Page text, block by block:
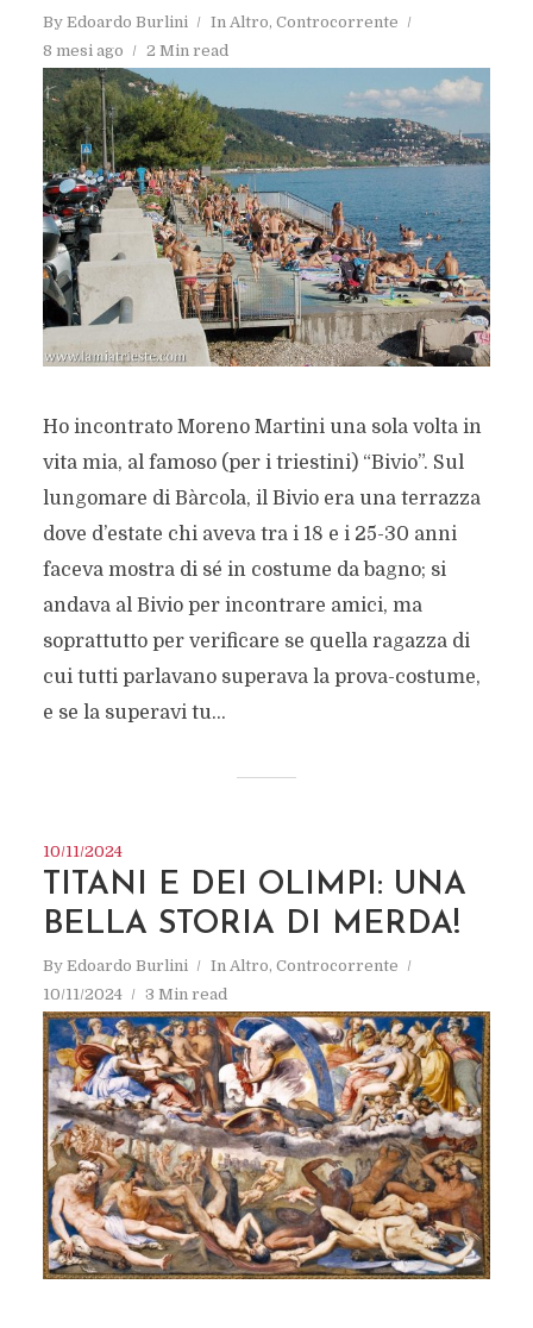
By Edoardo Burlini In Altro, Controcorrente
8 mesi ago
2 Min read
Ho incontrato Moreno Martini una sola volta in
vita mia, al famoso (per i triestini) “Bivio”. Sul
lungomare di Bàrcola, il Bivio era una terrazza
dove d’estate chi aveva tra i 18 e i 25-30 anni
faceva mostra di sé in costume da bagno; si
andava al Bivio per incontrare amici, ma
soprattutto per verificare se quella ragazza di
cui tutti parlavano superava la prova-costume,
e se la superavi tu...
10/11/2024
TITANI E DEI OLIMPI: UNA
BELLA STORIA DI MERDA!
By Edoardo Burlini In Altro, Controcorrente
10/11/2024
3 Min read